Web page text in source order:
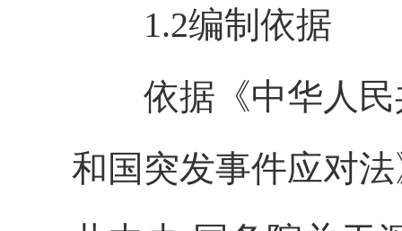
1.2编制依据
依据《中华人民
和国突发事件应对